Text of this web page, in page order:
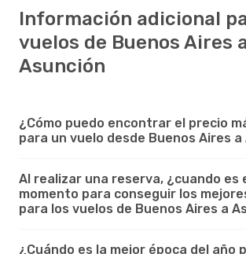
Información adicional
vuelos de Buenos Aires
Asunción
¿Cómo puedo encontrar el precio
para un vuelo desde Buenos Aires a
Al realizar una reserva, ¿cuando es
momento para conseguir los
para los vuelos de Buenos Aires a
¿Cuándo es la mejor época del año